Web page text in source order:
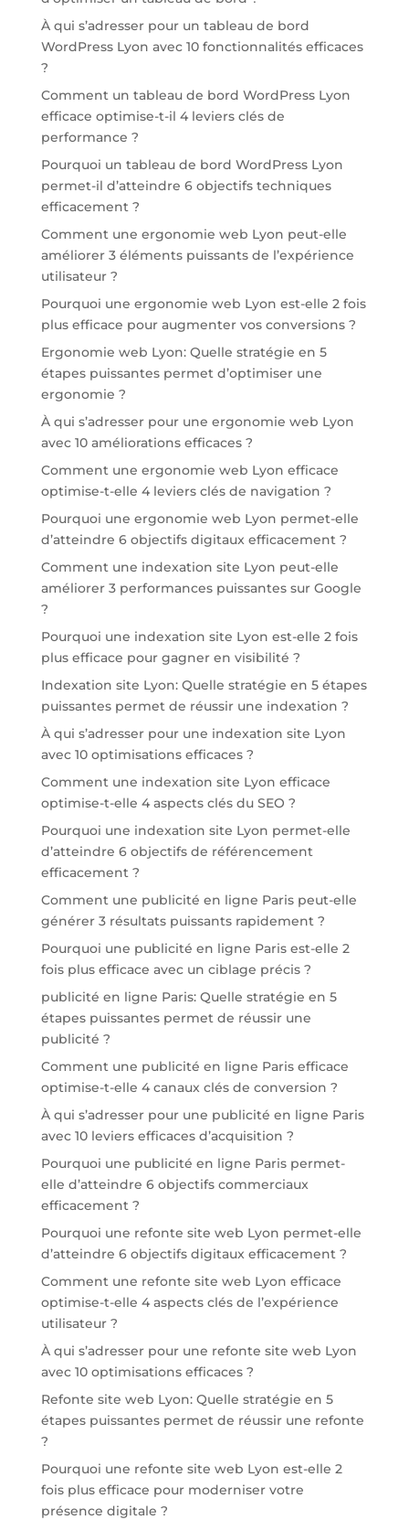
À qui s’adresser pour un tableau de bord
WordPress Lyon avec 10 fonctionnalités efficaces
?
Comment un tableau de bord WordPress Lyon
efficace optimise-t-il 4 leviers clés de
performance ?
Pourquoi un tableau de bord WordPress Lyon
permet-il d’atteindre 6 objectifs techniques
efficacement ?
Comment une ergonomie web Lyon peut-elle
améliorer 3 éléments puissants de l’expérience
utilisateur ?
Pourquoi une ergonomie web Lyon est-elle 2 fois
plus efficace pour augmenter vos conversions ?
Ergonomie web Lyon: Quelle stratégie en 5
étapes puissantes permet d’optimiser une
ergonomie ?
À qui s’adresser pour une ergonomie web Lyon
avec 10 améliorations efficaces ?
Comment une ergonomie web Lyon efficace
optimise-t-elle 4 leviers clés de navigation ?
Pourquoi une ergonomie web Lyon permet-elle
d’atteindre 6 objectifs digitaux efficacement ?
Comment une indexation site Lyon peut-elle
améliorer 3 performances puissantes sur Google
?
Pourquoi une indexation site Lyon est-elle 2 fois
plus efficace pour gagner en visibilité ?
Indexation site Lyon: Quelle stratégie en 5 étapes
puissantes permet de réussir une indexation ?
À qui s’adresser pour une indexation site Lyon
avec 10 optimisations efficaces ?
Comment une indexation site Lyon efficace
optimise-t-elle 4 aspects clés du SEO ?
Pourquoi une indexation site Lyon permet-elle
d’atteindre 6 objectifs de référencement
efficacement ?
Comment une publicité en ligne Paris peut-elle
générer 3 résultats puissants rapidement ?
Pourquoi une publicité en ligne Paris est-elle 2
fois plus efficace avec un ciblage précis ?
publicité en ligne Paris: Quelle stratégie en 5
étapes puissantes permet de réussir une
publicité ?
Comment une publicité en ligne Paris efficace
optimise-t-elle 4 canaux clés de conversion ?
À qui s’adresser pour une publicité en ligne Paris
avec 10 leviers efficaces d’acquisition ?
Pourquoi une publicité en ligne Paris permet-
elle d’atteindre 6 objectifs commerciaux
efficacement ?
Pourquoi une refonte site web Lyon permet-elle
d’atteindre 6 objectifs digitaux efficacement ?
Comment une refonte site web Lyon efficace
optimise-t-elle 4 aspects clés de l’expérience
utilisateur ?
À qui s’adresser pour une refonte site web Lyon
avec 10 optimisations efficaces ?
Refonte site web Lyon: Quelle stratégie en 5
étapes puissantes permet de réussir une refonte
?
Pourquoi une refonte site web Lyon est-elle 2
fois plus efficace pour moderniser votre
présence digitale ?